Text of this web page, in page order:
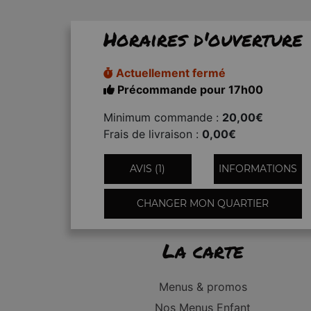
Horaires d'ouverture
Actuellement fermé
Précommande pour 17h00
Minimum commande : 20,00€
Frais de livraison : 0,00€
AVIS (1) INFORMATIONS
CHANGER MON QUARTIER
La carte
Menus & promos
Nos Menus Enfant